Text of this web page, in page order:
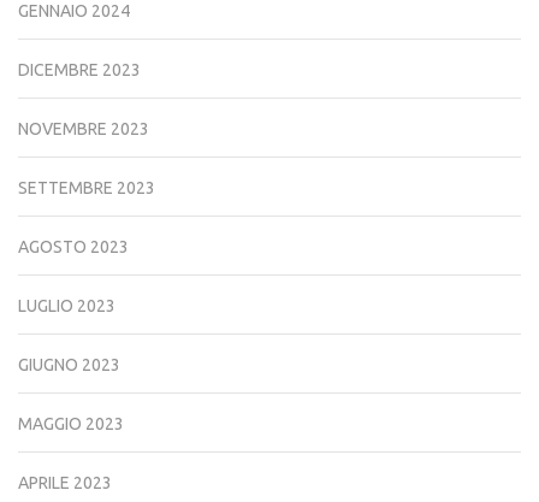
GENNAIO 2024
DICEMBRE 2023
NOVEMBRE 2023
SETTEMBRE 2023
AGOSTO 2023
LUGLIO 2023
GIUGNO 2023
MAGGIO 2023
APRILE 2023